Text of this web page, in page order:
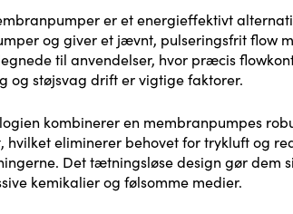
er et energieffektivt
og giver et jævnt, pulseringsfrit flow
til anvendelser, hvor præcis
og støjsvag drift er vigtige faktorer.
kombinerer en membranpumpes
hvilket eliminerer behovet for trykluft og
Det tætningsløse design gør dem
kemikalier og følsomme medier.